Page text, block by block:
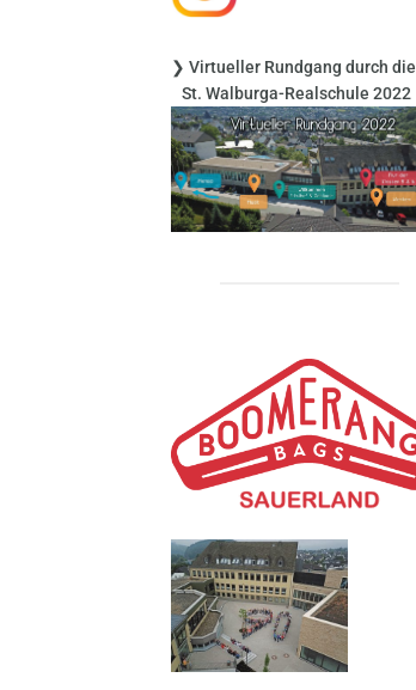
❯ Virtueller Rundgang durch die
St. Walburga-Realschule 2022